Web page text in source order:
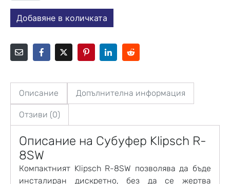
Добавяне в количката
Описание Допълнителна информация
Отзиви (0)
Описание на Субуфер Klipsch R-
8SW
Компактният Klipsch R-8SW позволява да бъде
инсталиран дискретно, без да се жертва